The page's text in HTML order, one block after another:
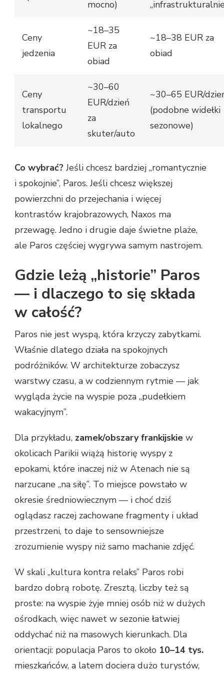
mocno)
Ceny
jedzenia
~18–35
EUR za
obiad
~18–38 EUR za
obiad
Ceny
transportu
lokalnego
~30–60
EUR/dzień
za
skuter/auto
~30–65 EUR/
(podobne widełki
sezonowe)
Co wybrać?Jeśli chcesz bardziej „romantycznie
i spokojnie”, Paros. Jeśli chcesz większej
powierzchni do przejechania i więcej
kontrastów krajobrazowych, Naxos ma
przewagę. Jedno i drugie daje świetne plaże,
ale Paros częściej wygrywa samym nastrojem.
Gdzie leżą „historie” Paros
— i dlaczego to się składa
w całość?
Paros nie jest wyspą, która krzyczy zabytkami.
Właśnie dlatego działa na spokojnych
podróżników. W architekturze zobaczysz
warstwy czasu, a w codziennym rytmie — jak
wygląda życie na wyspie poza „pudełkiem
wakacyjnym”.
Dla przykładu, zamek/obszary frankijskie w
okolicach Parikii wiążą historię wyspy z
epokami, które inaczej niż w Atenach nie są
narzucane „na siłę”. To miejsce powstało w
okresie średniowiecznym — i choć dziś
oglądasz raczej zachowane fragmenty i układ
przestrzeni, to daje to sensowniejsze
zrozumienie wyspy niż samo machanie zdjęć.
W skali „kultura kontra relaks” Paros robi
bardzo dobrą robotę. Zresztą, liczby też są
proste: na wyspie żyje mniej osób niż w dużych
ośrodkach, więc nawet w sezonie łatwiej
oddychać niż na masowych kierunkach. Dla
orientacji: populacja Paros to około 10–14 tys.
mieszkańców, a latem dociera dużo turystów,